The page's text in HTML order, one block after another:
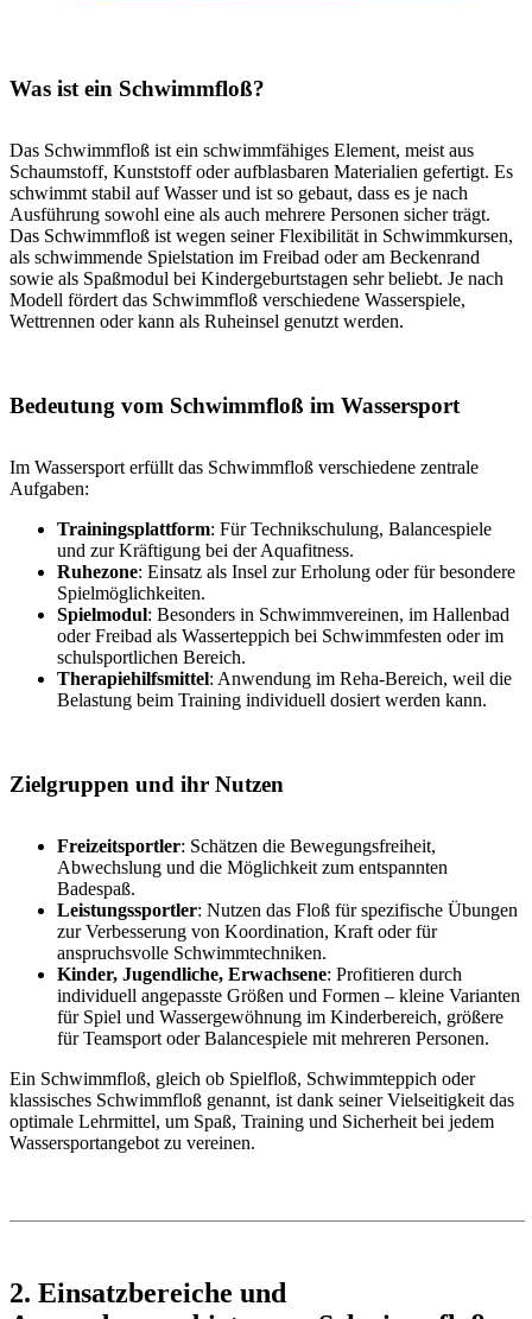
Was ist ein Schwimmfloß?
Das Schwimmfloß ist ein schwimmfähiges Element, meist aus
Schaumstoff, Kunststoff oder aufblasbaren Materialien gefertigt. Es
schwimmt stabil auf Wasser und ist so gebaut, dass es je nach
Ausführung sowohl eine als auch mehrere Personen sicher trägt.
Das Schwimmfloß ist wegen seiner Flexibilität in Schwimmkursen,
als schwimmende Spielstation im Freibad oder am Beckenrand
sowie als Spaßmodul bei Kindergeburtstagen sehr beliebt. Je nach
Modell fördert das Schwimmfloß verschiedene Wasserspiele,
Wettrennen oder kann als Ruheinsel genutzt werden.
Bedeutung vom Schwimmfloß im Wassersport
Im Wassersport erfüllt das Schwimmfloß verschiedene zentrale
Aufgaben:
Trainingsplattform: Für Technikschulung, Balancespiele
und zur Kräftigung bei der Aquafitness.
Ruhezone: Einsatz als Insel zur Erholung oder für besondere
Spielmöglichkeiten.
Spielmodul: Besonders in Schwimmvereinen, im Hallenbad
oder Freibad als Wasserteppich bei Schwimmfesten oder im
schulsportlichen Bereich.
Therapiehilfsmittel: Anwendung im Reha-Bereich, weil die
Belastung beim Training individuell dosiert werden kann.
Zielgruppen und ihr Nutzen
Freizeitsportler: Schätzen die Bewegungsfreiheit,
Abwechslung und die Möglichkeit zum entspannten
Badespaß.
Leistungssportler: Nutzen das Floß für spezifische Übungen
zur Verbesserung von Koordination, Kraft oder für
anspruchsvolle Schwimmtechniken.
Kinder, Jugendliche, Erwachsene: Profitieren durch
individuell angepasste Größen und Formen – kleine Varianten
für Spiel und Wassergewöhnung im Kinderbereich, größere
für Teamsport oder Balancespiele mit mehreren Personen.
Ein Schwimmfloß, gleich ob Spielfloß, Schwimmteppich oder
klassisches Schwimmfloß genannt, ist dank seiner Vielseitigkeit das
optimale Lehrmittel, um Spaß, Training und Sicherheit bei jedem
Wassersportangebot zu vereinen.
2. Einsatzbereiche und